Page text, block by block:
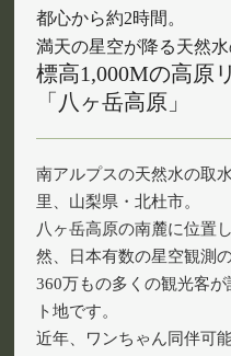
都心から約2時間。
満天の星空が降る天然水
標高1,000Mの高原
「八ヶ岳高原」
南アルプスの天然水の取
里、山梨県・北杜市。
八ヶ岳高原の南麓に位置
然、日本有数の星空観測
360万もの多くの観光客
ト地です。
近年、ワンちゃん同伴可